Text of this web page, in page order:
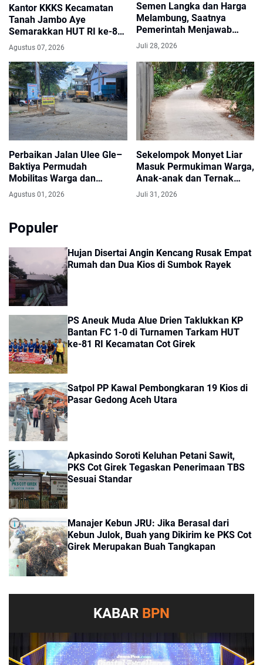
Kantor KKKS Kecamatan
Tanah Jambo Aye
Semarakkan HUT RI ke-81
dengan Umbul-Umbul dan
Pintu Gerbang Merah Putih
Agustus 07, 2026
Semen Langka dan Harga
Melambung, Saatnya
Pemerintah Menjawab
Keresahan Masyarakat
Juli 28, 2026
Perbaikan Jalan Ulee Gle–
Baktiya Permudah
Mobilitas Warga dan
Distribusi Hasil Pertanian di
Aceh Utara
Agustus 01, 2026
Sekelompok Monyet Liar
Masuk Permukiman Warga,
Anak-anak dan Ternak
Dikhawatirkan Terancam
Juli 31, 2026
Populer
Hujan Disertai Angin Kencang Rusak Empat
Rumah dan Dua Kios di Sumbok Rayek
PS Aneuk Muda Alue Drien Taklukkan KP
Bantan FC 1-0 di Turnamen Tarkam HUT
ke-81 RI Kecamatan Cot Girek
Satpol PP Kawal Pembongkaran 19 Kios di
Pasar Gedong Aceh Utara
Apkasindo Soroti Keluhan Petani Sawit,
PKS Cot Girek Tegaskan Penerimaan TBS
Sesuai Standar
Manajer Kebun JRU: Jika Berasal dari
Kebun Julok, Buah yang Dikirim ke PKS Cot
Girek Merupakan Buah Tangkapan
KABAR BPN